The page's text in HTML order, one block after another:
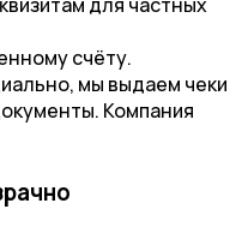
счёту.
мы выдаем чеки
Компания